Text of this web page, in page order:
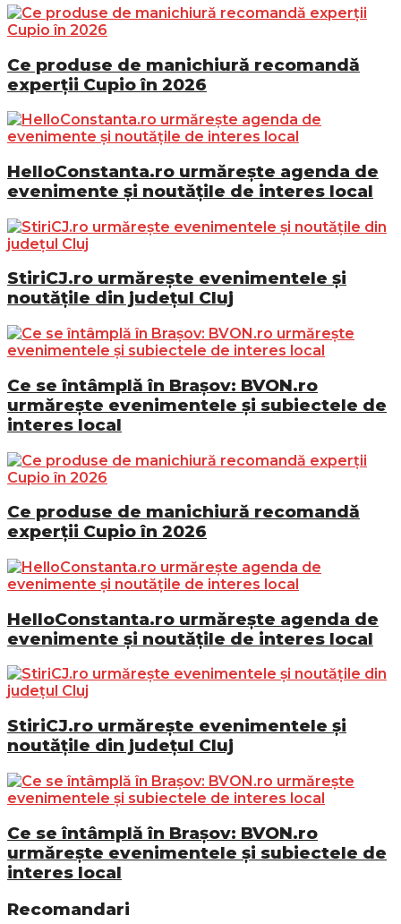
Ce produse de manichiură recomandă
experții Cupio în 2026
HelloConstanta.ro urmărește agenda de
evenimente și noutățile de interes local
StiriCJ.ro urmărește evenimentele și
noutățile din județul Cluj
Ce se întâmplă în Brașov: BVON.ro
urmărește evenimentele și subiectele de
interes local
Ce produse de manichiură recomandă
experții Cupio în 2026
HelloConstanta.ro urmărește agenda de
evenimente și noutățile de interes local
StiriCJ.ro urmărește evenimentele și
noutățile din județul Cluj
Ce se întâmplă în Brașov: BVON.ro
urmărește evenimentele și subiectele de
interes local
Recomandari